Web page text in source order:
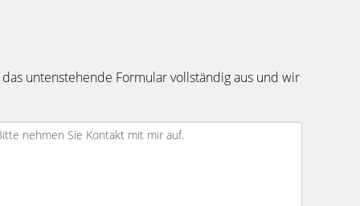
untenstehende Formular vollständig aus und wir